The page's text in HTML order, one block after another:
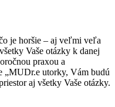
je horšie – aj veľmi veľa
Vaše otázky k danej
praxou a
„MUDr.e utorky, Vám budú
aj všetky Vaše otázky.